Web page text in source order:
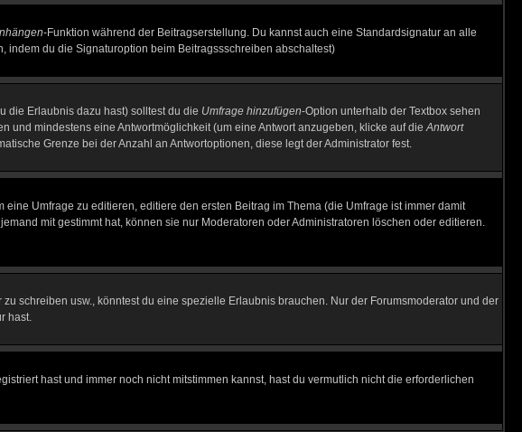
-Funktion während der Beitragserstellung. Du kannst auch eine Standardsignatur an alle
indem du die Signaturoption beim Beitragssschreiben abschaltest)
die Erlaubnis dazu hast) solltest du die Umfrage hinzufügen-Option unterhalb der Textbox sehen
und mindestens eine Antwortmöglichkeit (um eine Antwort anzugeben, klicke auf dieAntwort
Grenze bei der Anzahl an Antwortoptionen, diese legt der Administrator fest.
Umfrage zu editieren, editiere den ersten Beitrag im Thema (die Umfrage ist immer damit
mit gestimmt hat, können sie nur Moderatoren oder Administratoren löschen oder editieren.
schreiben usw., könntest du eine spezielle Erlaubnis brauchen. Nur der Forumsmoderator und der
hast.
hast und immer noch nicht mitstimmen kannst, hast du vermutlich nicht die erforderlichen